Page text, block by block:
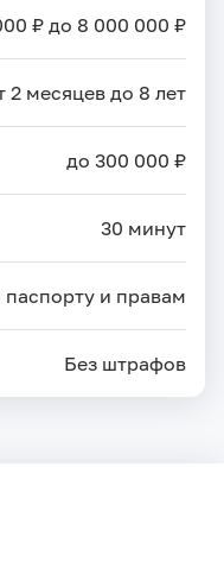
₽ до 8 000 000 ₽
2 месяцев до 8 лет
до 300 000 ₽
30 минут
паспорту и правам
Без штрафов